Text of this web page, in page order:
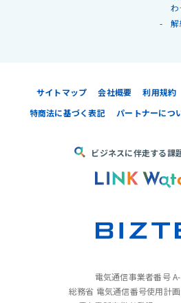
サイトマップ 会社概要 利用規約
特商法に基づく表記
パートナーにつ
ビジネスに伴走する課
電気通信事業者番号
総務省 電気通信番号使用計